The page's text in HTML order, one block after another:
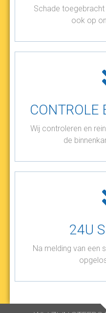
Schade
ook op
CONTROLE
Wij controleren en
de
24U
Na melding van een